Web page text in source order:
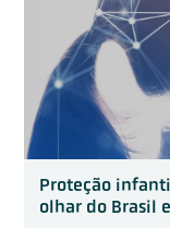
Proteção
olhar do Brasil